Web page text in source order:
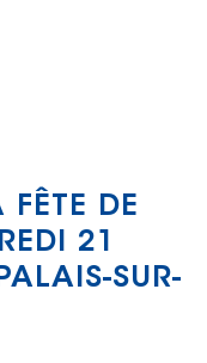
DE
21
SUR-